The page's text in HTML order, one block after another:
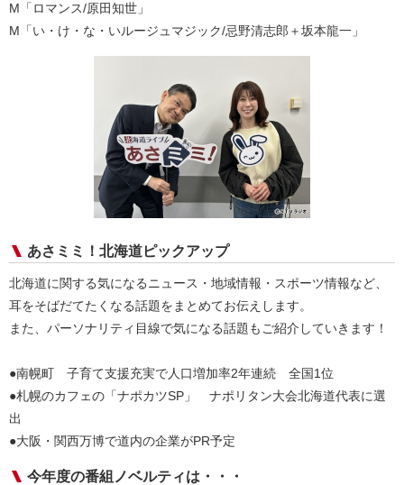
M「ロマンス/原田知世」
M「い・け・な・いルージュマジック/忌野清志郎＋坂本龍一」
あさミミ！北海道ピックアップ
北海道に関する気になるニュース・地域情報・スポーツ情報など、
耳をそばだてたくなる話題をまとめてお伝えします。
また、パーソナリティ目線で気になる話題もご紹介していきます！
●南幌町 子育て支援充実で人口増加率2年連続 全国1位
●札幌のカフェの「ナポカツSP」 ナポリタン大会北海道代表に選
出
●大阪・関西万博で道内の企業がPR予定
今年度の番組ノベルティは・・・